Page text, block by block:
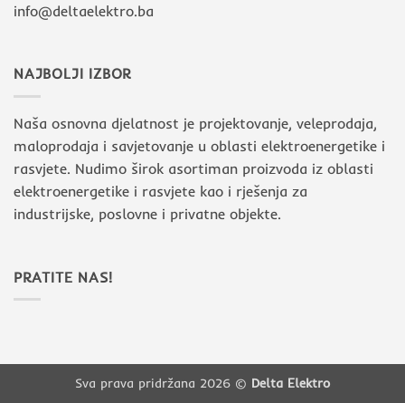
info@deltaelektro.ba
NAJBOLJI IZBOR
Naša osnovna djelatnost je projektovanje, veleprodaja,
maloprodaja i savjetovanje u oblasti elektroenergetike i
rasvjete. Nudimo širok asortiman proizvoda iz oblasti
elektroenergetike i rasvjete kao i rješenja za
industrijske, poslovne i privatne objekte.
PRATITE NAS!
Sva prava pridržana 2026 © Delta Elektro